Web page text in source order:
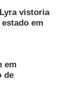
vistoria
em
em
de